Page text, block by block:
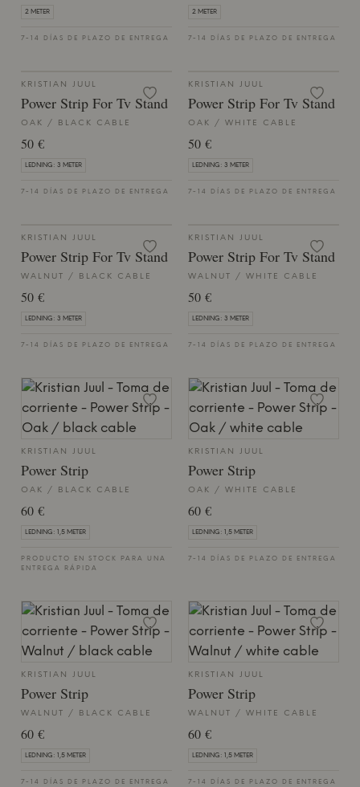
2 METER
7-14 DÍAS DE PLAZO DE ENTREGA
2 METER
7-14 DÍAS DE PLAZO DE ENTREGA
KRISTIAN JUUL
Power Strip For Tv Stand
OAK / BLACK CABLE
50 €
LEDNING: 3 METER
7-14 DÍAS DE PLAZO DE ENTREGA
KRISTIAN JUUL
Power Strip For Tv Stand
OAK / WHITE CABLE
50 €
LEDNING: 3 METER
7-14 DÍAS DE PLAZO DE ENTREGA
KRISTIAN JUUL
Power Strip For Tv Stand
WALNUT / BLACK CABLE
50 €
LEDNING: 3 METER
7-14 DÍAS DE PLAZO DE ENTREGA
KRISTIAN JUUL
Power Strip For Tv Stand
WALNUT / WHITE CABLE
50 €
LEDNING: 3 METER
7-14 DÍAS DE PLAZO DE ENTREGA
KRISTIAN JUUL
Power Strip
OAK / BLACK CABLE
60 €
LEDNING: 1,5 METER
PRODUCTO EN STOCK PARA UNA
ENTREGA RÁPIDA
KRISTIAN JUUL
Power Strip
OAK / WHITE CABLE
60 €
LEDNING: 1,5 METER
7-14 DÍAS DE PLAZO DE ENTREGA
KRISTIAN JUUL
Power Strip
WALNUT / BLACK CABLE
60 €
LEDNING: 1,5 METER
7-14 DÍAS DE PLAZO DE ENTREGA
KRISTIAN JUUL
Power Strip
WALNUT / WHITE CABLE
60 €
LEDNING: 1,5 METER
7-14 DÍAS DE PLAZO DE ENTREGA